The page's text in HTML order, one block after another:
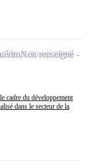
cadre du développement
dans le secteur de la
Non renseigné
à ma sélection